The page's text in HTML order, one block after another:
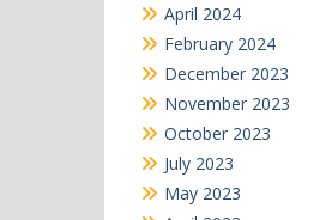
April 2024
February 2024
December 2023
November 2023
October 2023
July 2023
May 2023